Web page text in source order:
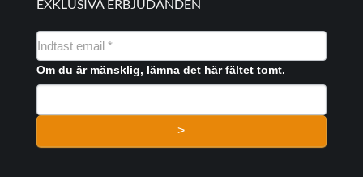
EXKLUSIVA ERBJUDANDEN
NYHEDSMAIL
FORMULAR
Om du är mänsklig, lämna det här fältet tomt.
>